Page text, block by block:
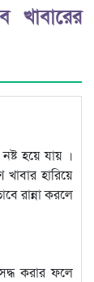
খাবারের
হয়ে যায় ।
হারিয়ে
রান্না করলে
করার ফলে